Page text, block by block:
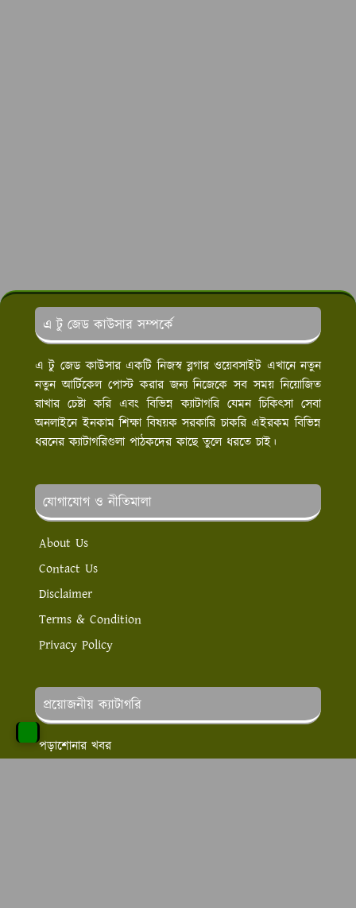
এ টু জেড কাউসার সম্পর্কে
এ টু জেড কাউসার একটি নিজস্ব ব্লগার ওয়েবসাইট এখানে নতুন
নতুন আর্টিকেল পোস্ট করার জন্য নিজেকে সব সময় নিয়োজিত
রাখার চেষ্টা করি এবং বিভিন্ন ক্যাটাগরি যেমন চিকিৎসা সেবা
অনলাইনে ইনকাম শিক্ষা বিষয়ক সরকারি চাকরি এইরকম বিভিন্ন
ধরনের ক্যাটাগরিগুলা পাঠকদের কাছে তুলে ধরতে চাই।
যোগাযোগ ও নীতিমালা
About Us
Contact Us
Disclaimer
Terms & Condition
Privacy Policy
প্রয়োজনীয় ক্যাটাগরি
পড়াশোনার খবর